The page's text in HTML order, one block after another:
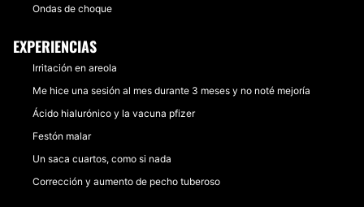
Ondas de choque
EXPERIENCIAS
Irritación en areola
Me hice una sesión al mes durante 3 meses y no noté mejoría
Ácido hialurónico y la vacuna pfizer
Festón malar
Un saca cuartos, como si nada
Corrección y aumento de pecho tuberoso